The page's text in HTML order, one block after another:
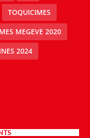
TOQUICIMES
MEGEVE 2020
2024